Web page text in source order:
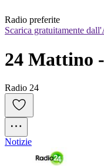
Radio preferite
Scarica gratuitamente
24 Mattino
Radio 24
Notizie